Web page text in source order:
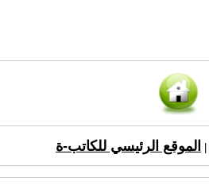
الموقع الرئيسي للكاتب-ة